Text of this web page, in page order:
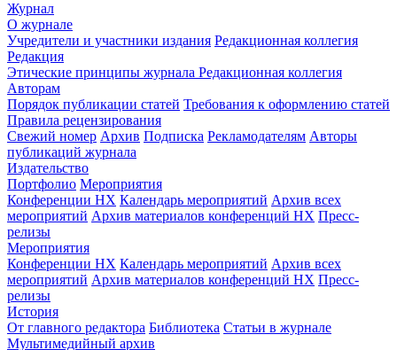
Журнал
О журнале
Учредители и участники издания Редакционная коллегия
Редакция
Этические принципы журнала Редакционная коллегия
Авторам
Порядок публикации статей Требования к оформлению статей
Правила рецензирования
Свежий номер Архив Подписка Рекламодателям Авторы
публикаций журнала
Издательство
Портфолио Мероприятия
Конференции НХ Календарь мероприятий Архив всех
мероприятий Архив материалов конференций НХ Пресс-
релизы
Мероприятия
Конференции НХ Календарь мероприятий Архив всех
мероприятий Архив материалов конференций НХ Пресс-
релизы
История
От главного редактора Библиотека Статьи в журнале
Мультимедийный архив